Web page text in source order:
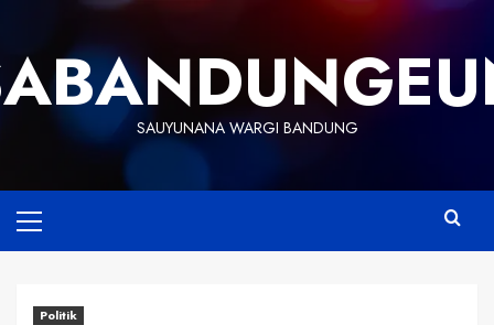
content
SAUYUNANA WARGI BANDUNG
Menu
Politik